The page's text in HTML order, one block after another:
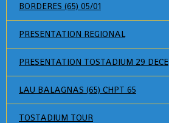
BORDERES (65) 05/01
PRESENTATION REGIONAL
PRESENTATION TOSTADIUM 29 DECE
LAU BALAGNAS (65) CHPT 65
TOSTADIUM TOUR